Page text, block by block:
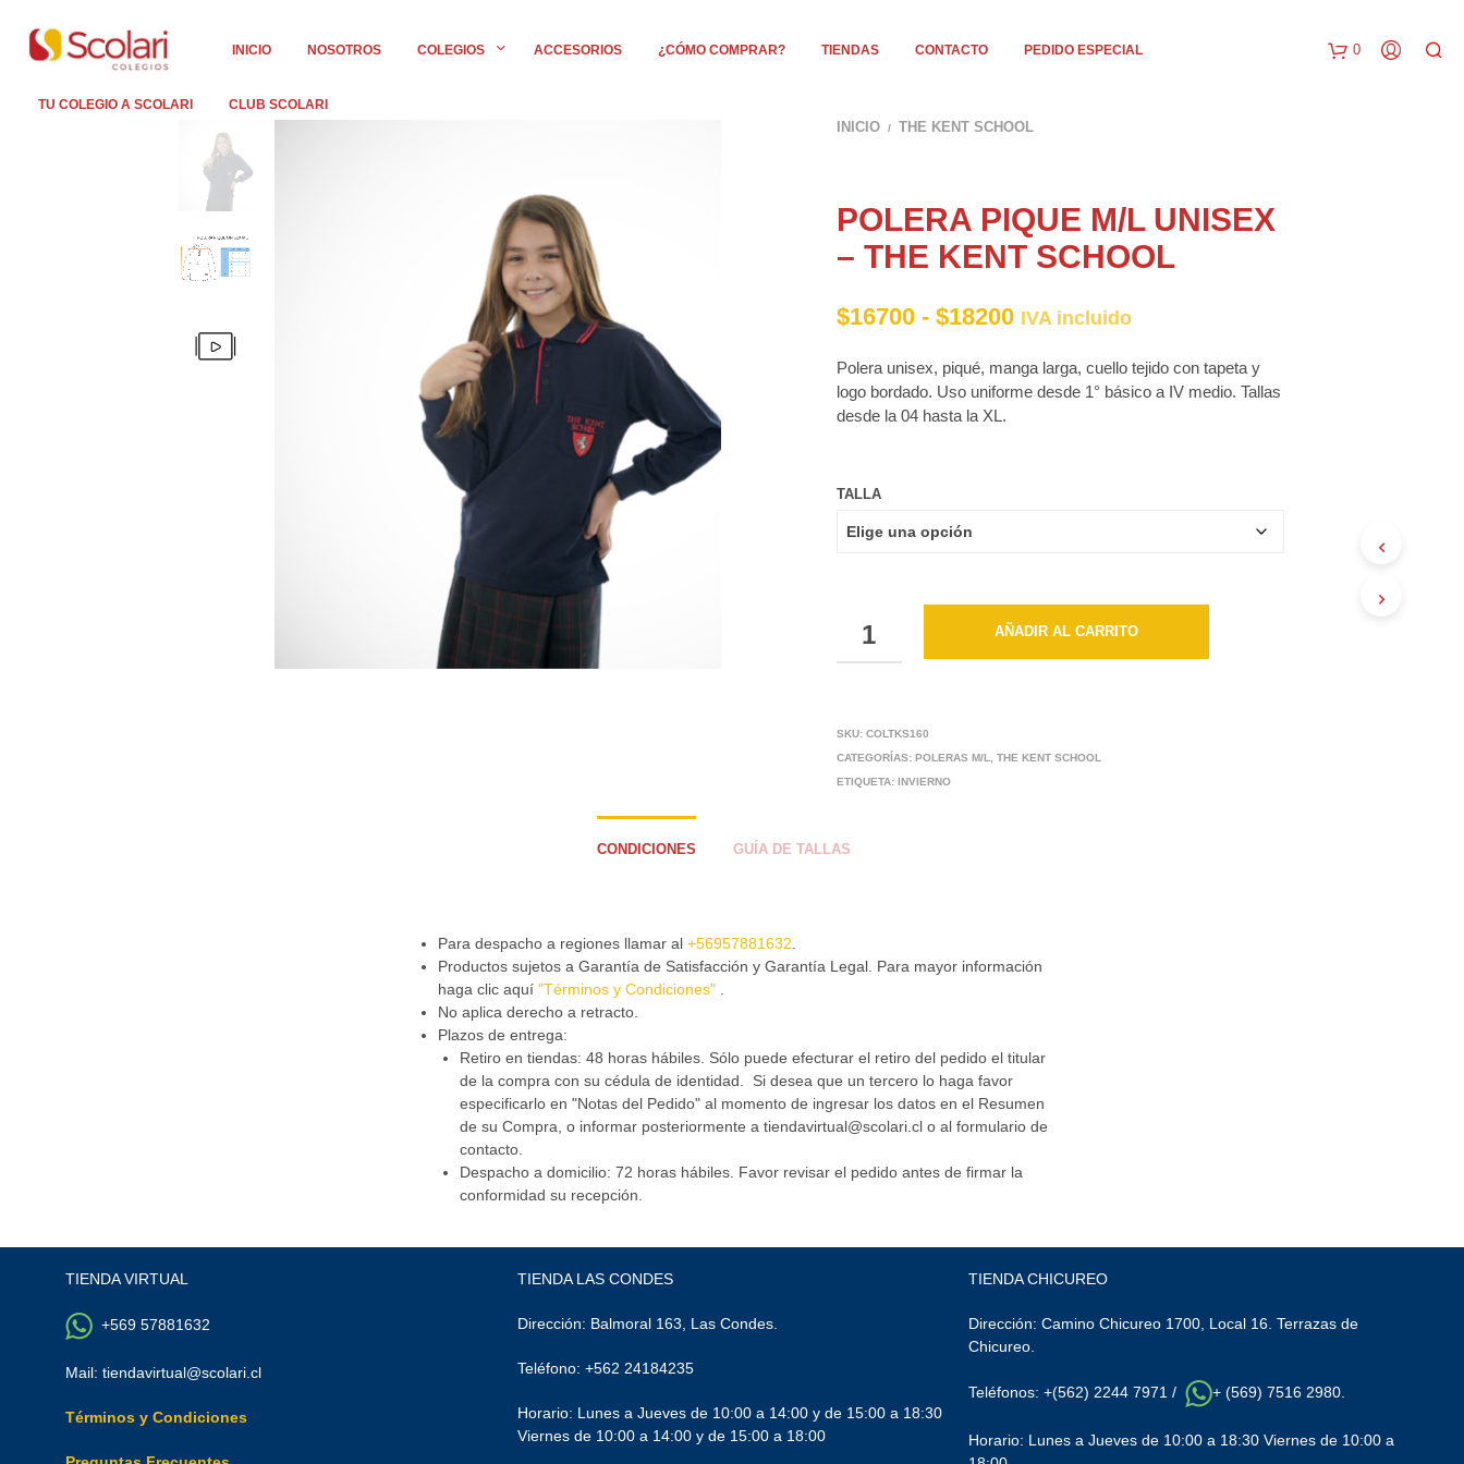
0
INICIO NOSOTROS COLEGIOS ACCESORIOS ¿CÓMO COMPRAR? TIENDAS CONTACTO PEDIDO ESPECIAL
TU COLEGIO A SCOLARI CLUB SCOLARI
INICIO / THE KENT SCHOOL
POLERA PIQUE M/L UNISEX
– THE KENT SCHOOL
$16700 - $18200Rango
precios:
IVA incluido
Polera unisex, piqué, manga larga, cuello tejido con tapeta y
logo bordado. Uso uniforme desde 1° básico a IV medio. Tallas
desde la 04 hasta la XL.
TALLA
CANTIDAD
AÑADIR AL CARRITO
SKU:COLTKS160
CATEGORÍAS:POLERAS M/L ,THE KENT SCHOOL
ETIQUETA:INVIERNO
CONDICIONES GUÍA DE TALLAS
Para despacho a regiones llamar al +56957881632.
Productos sujetos a Garantía de Satisfacción y Garantía Legal. Para mayor información
haga clic aquí "Términos y Condiciones".
No aplica derecho a retracto.
Plazos de entrega:
Retiro en tiendas: 48 horas hábiles. Sólo puede efecturar el retiro del pedido el titular
de la compra con su cédula de identidad. Si desea que un tercero lo haga favor
especificarlo en "Notas del Pedido" al momento de ingresar los datos en el Resumen
de su Compra, o informar posteriormente a tiendavirtual@scolari.cl o al formulario de
contacto.
Despacho a domicilio: 72 horas hábiles. Favor revisar el pedido antes de firmar la
conformidad su recepción.
TIENDA VIRTUAL
+569 57881632
Mail: tiendavirtual@scolari.cl
Términos y Condiciones
TIENDA LAS CONDES
Dirección: Balmoral 163, Las Condes.
Teléfono: +562 24184235
Horario: Lunes a Jueves de 10:00 a 14:00 y de 15:00 a 18:30
Viernes de 10:00 a 14:00 y de 15:00 a 18:00
TIENDA CHICUREO
Dirección: Camino Chicureo 1700, Local 16. Terrazas de
Chicureo.
Teléfonos: +(562) 2244 7971 / + (569) 7516 2980.
Horario: Lunes a Jueves de 10:00 a 18:30 Viernes de 10:00 a